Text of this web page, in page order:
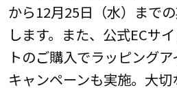
から12月25日（水）まで
します。また、公式ECサ
トのご購入でラッピング
キャンペーンも実施。大